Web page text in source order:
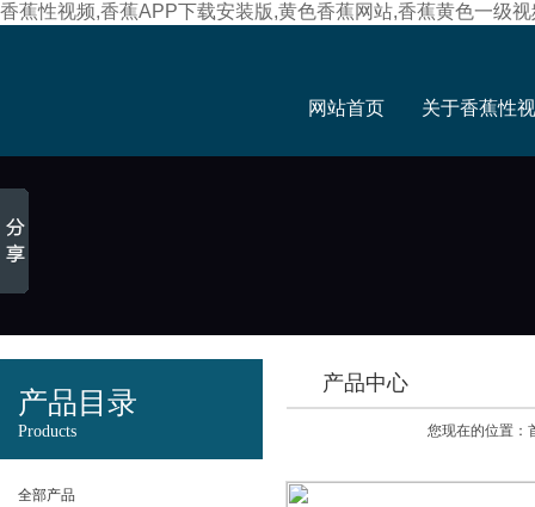
香蕉性视频,香蕉APP下载安装版,黄色香蕉网站,香蕉黄色一级视
网站首页 关于香蕉性
产品目录
Products
全部产品
产品中心
您现在的位置：